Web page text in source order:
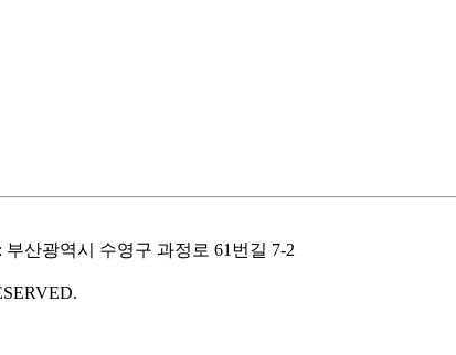
부산광역시 수영구 과정로 61번길 7-2​